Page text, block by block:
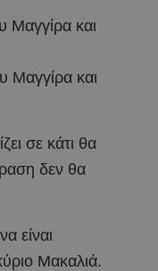
Μαγγίρα και
σε κάτι θα
δεν θα
είναι
Μακαλιά.